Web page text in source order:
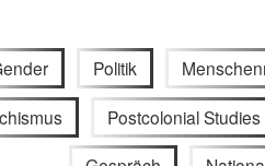
Politik
Postcolonial Studies